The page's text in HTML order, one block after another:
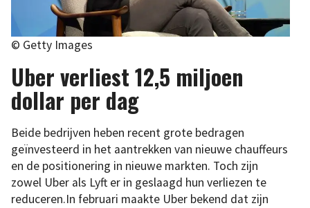
© Getty Images
Uber verliest 12,5 miljoen
dollar per dag
Beide bedrijven heben recent grote bedragen
geïnvesteerd in het aantrekken van nieuwe chauffeurs
en de positionering in nieuwe markten. Toch zijn
zowel Uber als Lyft er in geslaagd hun verliezen te
reduceren.In februari maakte Uber bekend dat zijn